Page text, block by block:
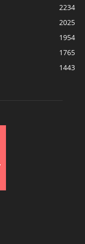
2234
2025
1954
1765
1443